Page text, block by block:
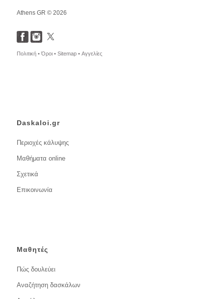
Athens GR © 2026
Πολιτική •Όροι • Sitemap • Αγγελίες
Daskaloi.gr
Περιοχές κάλυψης
Μαθήματα online
Σχετικά
Επικοινωνία
Μαθητές
Πώς δουλεύει
Αναζήτηση δασκάλων